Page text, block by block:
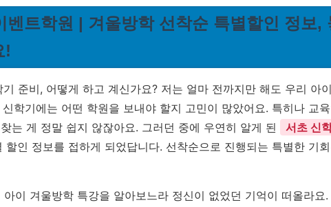
벤트학원 | 겨울방학 선착순 특별할인 정보,
!
준비, 어떻게 하고 계신가요? 저는 얼마 전까지만 해도 우리 아
학기에는 어떤 학원을 보내야 할지 고민이 많았어요. 특히나 교
는 게 정말 쉽지 않잖아요. 그러던 중에 우연히 알게 된
서초 신
할인 정보를 접하게 되었답니다. 선착순으로 진행되는 특별한 기
이 겨울방학 특강을 알아보느라 정신이 없었던 기억이 떠올라요.